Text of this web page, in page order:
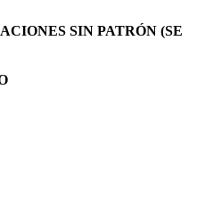
SIN PATRÓN (SE